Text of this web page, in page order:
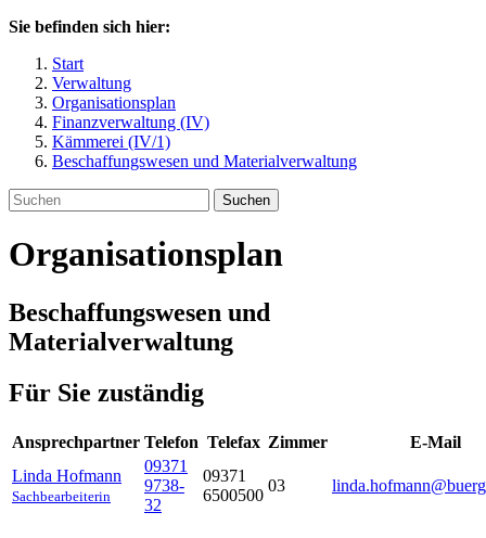
Sie befinden sich hier:
Start
Verwaltung
Organisationsplan
Finanzverwaltung (IV)
Kämmerei (IV/1)
Beschaffungswesen und Materialverwaltung
Suchen
Organisationsplan
Beschaffungswesen und
Materialverwaltung
Für Sie zuständig
Ansprechpartner Telefon Telefax Zimmer
E-Mail
Linda Hofmann
Sachbearbeiterin
09371
9738-
32
09371
6500500
03